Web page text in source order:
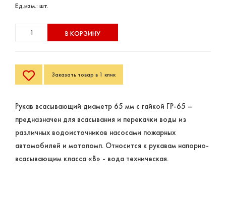
Ед.изм.: шт.
В КОРЗИНУ
Заказать товар в 1 клик
Рукав всасывающий диаметр 65 мм с гайкой ГР-65 –
предназначен для всасывания и перекачки воды из
различных водоисточников насосами пожарных
автомобилей и мотопомп. Относится к рукавам напорно-
всасывающим класса «В» - вода техническая.